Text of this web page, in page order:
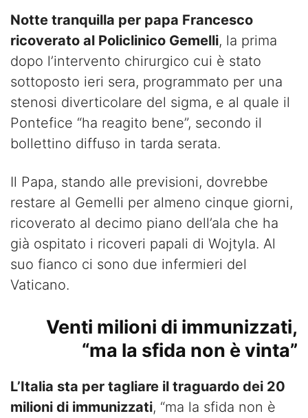
Notte tranquilla per papa Francesco
ricoverato al Policlinico Gemelli, la prima
dopo l’intervento chirurgico cui è stato
sottoposto ieri sera, programmato per una
stenosi diverticolare del sigma, e al quale il
Pontefice “ha reagito bene”, secondo il
bollettino diffuso in tarda serata.
Il Papa, stando alle previsioni, dovrebbe
restare al Gemelli per almeno cinque giorni,
ricoverato al decimo piano dell’ala che ha
già ospitato i ricoveri papali di Wojtyla. Al
suo fianco ci sono due infermieri del
Vaticano.
Venti milioni di immunizzati,
“ma la sfida non è vinta”
L’Italia sta per tagliare il traguardo dei 20
milioni di immunizzati, “ma la sfida non è